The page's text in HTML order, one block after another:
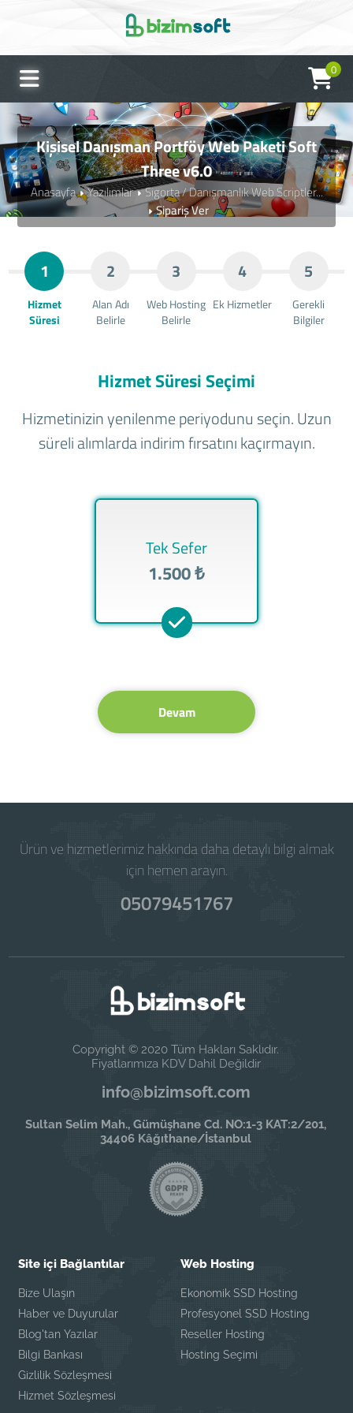
0
Kişisel Danışman Portföy Web Paketi Soft
Three v6.0
Anasayfa Yazılımlar
Sigorta / Danışmanlık Web Scriptler...
Sipariş Ver
1
Hizmet
Süresi
2
Alan Adı
Belirle
3
Web Hosting
Belirle
4
Ek Hizmetler
5
Gerekli
Bilgiler
Hizmet Süresi Seçimi
Hizmetinizin yenilenme periyodunu seçin. Uzun
süreli alımlarda indirim fırsatını kaçırmayın.
Tek Sefer
1.500 ₺
Devam
Ürün ve hizmetlerimiz hakkında daha detaylı bilgi almak
için hemen arayın.
05079451767
Copyright © 2020 Tüm Hakları Saklıdır.
Fiyatlarımıza KDV Dahil Değildir
info@bizimsoft.com
Sultan Selim Mah., Gümüşhane Cd. NO:1-3 KAT:2/201,
34406 Kâğıthane/İstanbul
Site içi Bağlantılar
Bize Ulaşın
Haber ve Duyurular
Blog'tan Yazılar
Bilgi Bankası
Gizlilik Sözleşmesi
Hizmet Sözleşmesi
Web Hosting
Ekonomik SSD Hosting
Profesyonel SSD Hosting
Reseller Hosting
Hosting Seçimi